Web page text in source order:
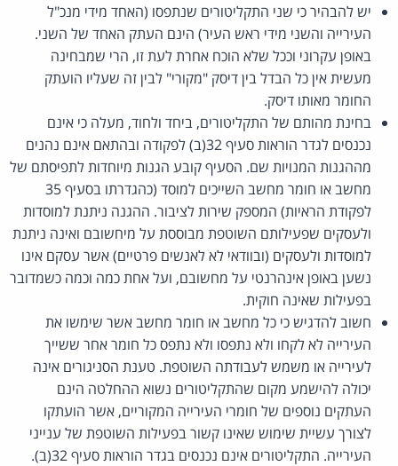
יש להבהיר כי שני התקליטורים שנתפסו (האחד מידי מנכ"ל
העירייה והשני מידי ראש העיר) הינם העתק האחד של השני.
באופן עקרוני וככל שלא הוכח אחרת לעת זו, הרי שמבחינה
מעשית אין כל הבדל בין דיסק "מקורי" לבין זה שעליו הועתק
החומר מאותו דיסק.
בחינת מהותם של התקליטורים, ביחד ולחוד, מעלה כי אינם
נכנסים לגדר הוראות סעיף 32(ב) לפקודה ובהתאם אינם נהנים
מההגנות המנויות שם. הסעיף קובע הגנות מיוחדות לתפיסתם של
מחשב או חומר מחשב השייכים למוסד (כהגדרתו בסעיף 35
לפקודת הראיות) המספק שירות לציבור. ההגנה ניתנת למוסדות
ולעסקים שפעילותם השוטפת מבוססת על מיחשובם ואינה ניתנת
למוסדות ולעסקים (ובוודאי לא לאנשים פרטיים) אשר עסקם אינו
נשען באופן אינהרנטי על מחשובם, ועל אחת כמה וכמה כשמדובר
בפעילות שאינה חוקית.
חשוב להדגיש כי כל מחשב או חומר מחשב אשר שימשו את
העירייה לא לקחו ולא נתפסו ולא נתפס כל חומר אחר ששייך
לעירייה או משמש לעבודתה השוטפת. טענת הסניגורים אינה
יכולה להישמע מקום שהתקליטורים נשוא ההחלטה הינם
העתקים נוספים של חומרי העירייה המקוריים, אשר הועתקו
לצורך עשיית שימוש שאינו קשור בפעילות השוטפת של ענייני
העירייה. התקליטורים אינם נכנסים בגדר הוראות סעיף 32(ב).